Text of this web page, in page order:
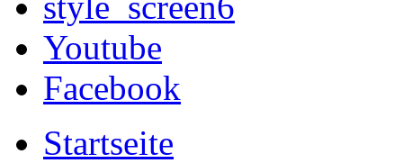
Youtube
Facebook
Startseite